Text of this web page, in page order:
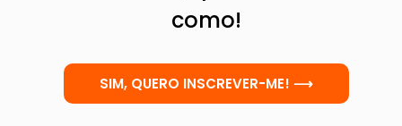
como!
SIM, QUERO INSCREVER-ME! ⟶